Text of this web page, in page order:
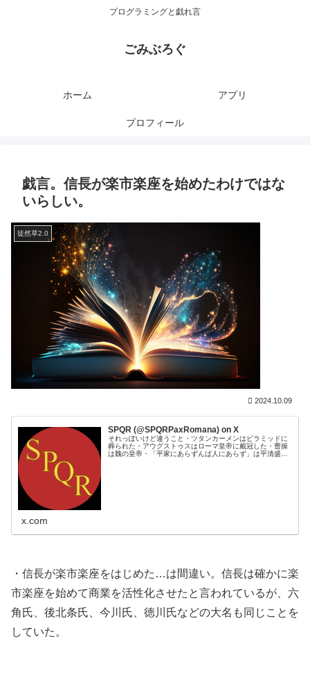
プログラミングと戯れ言
ごみぶろぐ
ホーム アプリ
プロフィール
戯言。信長が楽市楽座を始めたわけではな
いらしい。
徒然草2.0
2024.10.09
SPQR (@SPQRPaxRomana) on X
それっぽいけど違うこと・ツタンカーメンはピラミッドに
葬られた・アウグストゥスはローマ皇帝に戴冠した・曹操
は魏の皇帝・「平家にあらずんば人にあらず」は平清盛の
x.com
・信長が楽市楽座をはじめた…は間違い。信長は確かに楽
市楽座を始めて商業を活性化させたと言われているが、六
角氏、後北条氏、今川氏、徳川氏などの大名も同じことを
していた。